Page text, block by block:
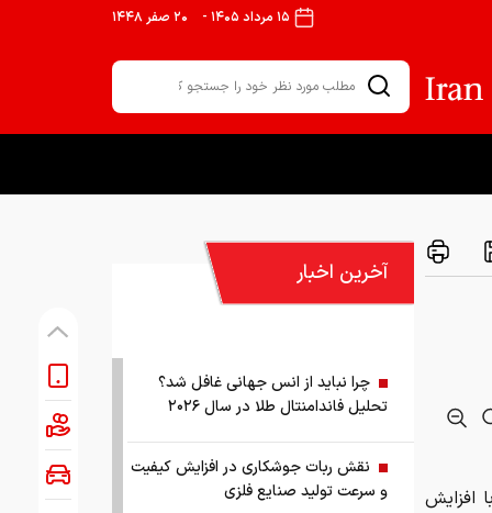
۱۵ مرداد ۱۴۰۵ - ۲۰ صفر ۱۴۴۸
افزایش
آخرین اخبار
چرا نباید از انس جهانی غافل شد؟
تحلیل فاندامنتال طلا در سال ۲۰۲۶
نقش ربات جوشکاری در افزایش کیفیت
و سرعت تولید صنایع فلزی